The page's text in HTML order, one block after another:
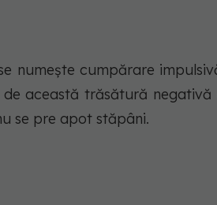
numește cumpărare
această trăsătură negativă
se pre apot stăpâni.